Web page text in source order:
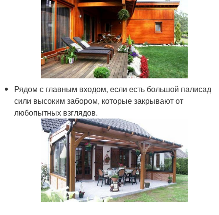
Рядом с главным входом, если есть большой палисад
сили высоким забором, которые закрывают от
любопытных взглядов.